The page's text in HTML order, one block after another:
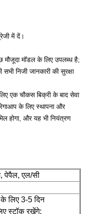
में दें।
मॉडल के लिए उपलब्ध है;
निजी जानकारी की सुरक्षा
एक चौकस बिक्री के बाद सेवा
आप के लिए स्थापना और
होगा, और यह भी नियंत्रण
पेपैल, एल/सी
लिए 3-5 दिन
स्टॉक रखेंगे;